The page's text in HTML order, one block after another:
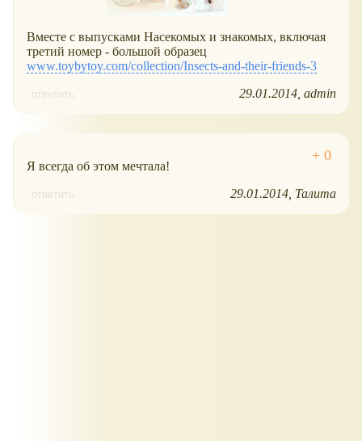
Вместе с выпусками Насекомых и знакомых, включая
третий номер - большой образец
www.toybytoy.com/collection/Insects-and-their-friends-3
ответить 29.01.2014 admin
Я всегда об этом мечтала!
ответить 29.01.2014 Талита